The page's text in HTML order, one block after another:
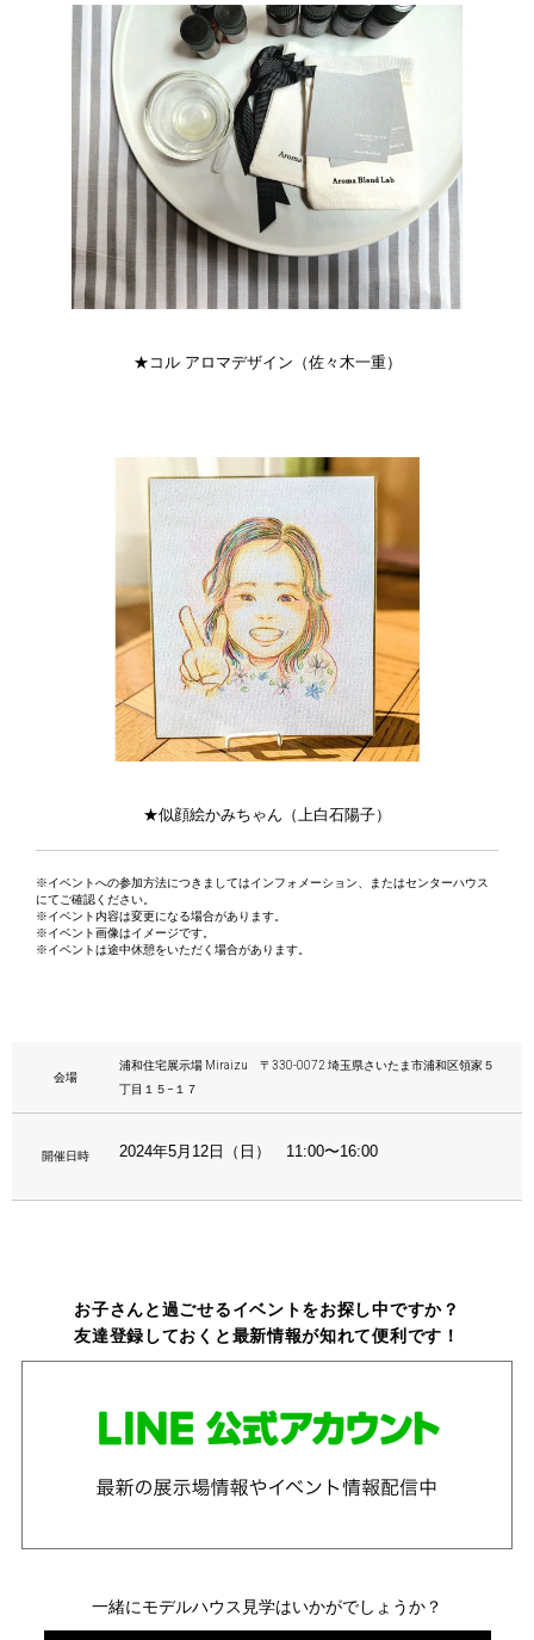
★コル アロマデザイン（佐々木一重）
★似顔絵かみちゃん（上白石陽子）
※イベントへの参加方法につきましてはインフォメーション、またはセンターハウス
にてご確認ください。
※イベント内容は変更になる場合があります。
※イベント画像はイメージです。
※イベントは途中休憩をいただく場合があります。
会場
浦和住宅展示場 Miraizu 〒330-0072 埼玉県さいたま市浦和区領家５
丁目１５−１７
開催日時 2024年5月12日（日） 11:00〜16:00
お子さんと過ごせるイベントをお探し中ですか？
友達登録しておくと最新情報が知れて便利です！
一緒にモデルハウス見学はいかがでしょうか？